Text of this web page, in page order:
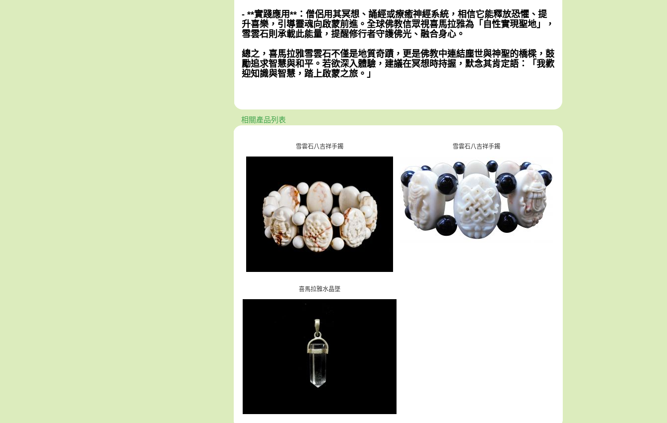
- **實踐應用**：僧侶用其冥想、誦經或療癒神經系統，相信它能釋放恐懼、提
升喜樂，引導靈魂向啟蒙前進。全球佛教信眾視喜馬拉雅為「自性實現聖地」，
雪雲石則承載此能量，提醒修行者守護佛光、融合身心。
總之，喜馬拉雅雪雲石不僅是地質奇蹟，更是佛教中連結塵世與神聖的橋樑，鼓
勵追求智慧與和平。若欲深入體驗，建議在冥想時持握，默念其肯定語：「我歡
迎知識與智慧，踏上啟蒙之旅。」
相關產品列表
雪雲石八吉祥手鐲 雪雲石八吉祥手鐲
喜馬拉雅水晶墜